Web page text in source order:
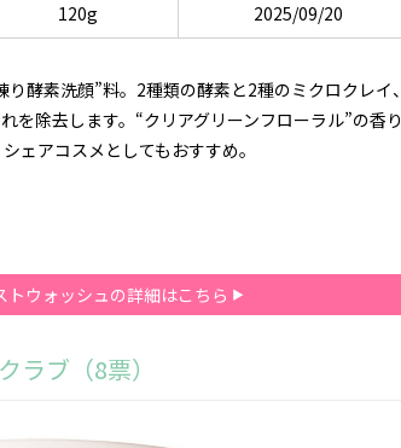
120g 2025/09/20
酵素洗顔”料。2種類の酵素と2種のミクロクレイ、
を除去します。“クリアグリーンフローラル”の香り
ェアコスメとしてもおすすめ。
トウォッシュの詳細はこちら
ラブ（8票）